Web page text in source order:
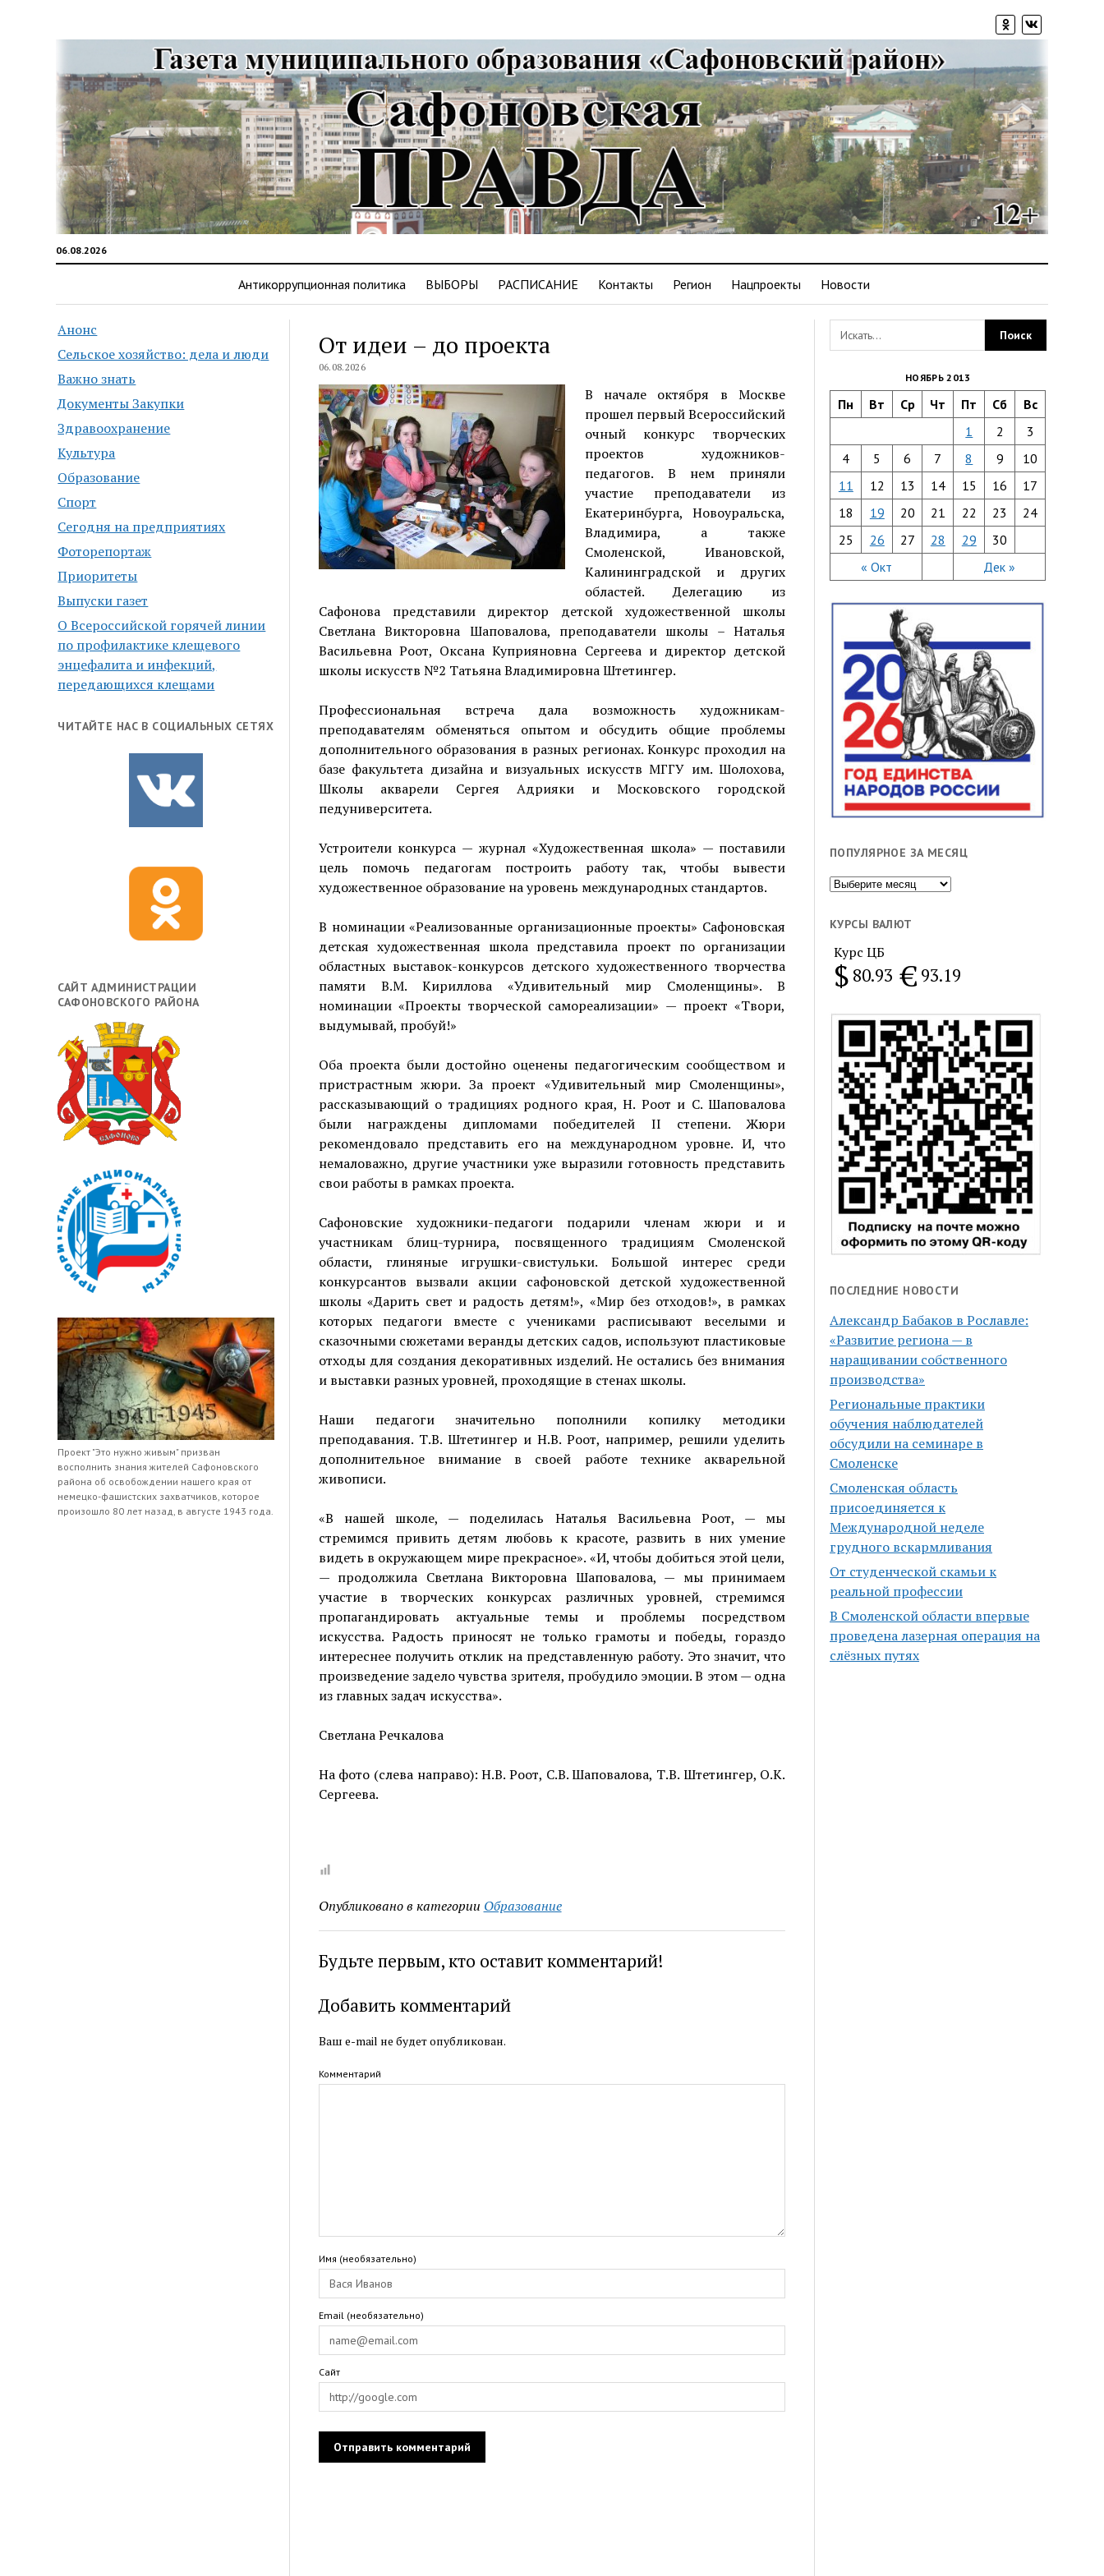
06.08.2026
Антикоррупционная политика ВЫБОРЫ РАСПИСАНИЕ Контакты Регион Нацпроекты Новости
Анонс
Сельское хозяйство: дела и люди
Важно знать
Документы Закупки
Здравоохранение
Культура
Образование
Спорт
Сегодня на предприятиях
Фоторепортаж
Приоритеты
Выпуски газет
О Всероссийской горячей линии
по профилактике клещевого
энцефалита и инфекций,
передающихся клещами
ЧИТАЙТЕ НАС В СОЦИАЛЬНЫХ СЕТЯХ
САЙТ АДМИНИСТРАЦИИ
САФОНОВСКОГО РАЙОНА
Проект "Это нужно живым" призван
восполнить знания жителей Сафоновского
района об освобождении нашего края от
немецко-фашистских захватчиков, которое
произошло 80 лет назад, в августе 1943 года.
От идеи – до проекта
06.08.2026
В начале октября в Москве
прошел первый Всероссийский
очный конкурс творческих
проектов художников-
педагогов. В нем приняли
участие преподаватели из
Екатеринбурга, Новоуральска,
Владимира, а также
Смоленской, Ивановской,
Калининградской и других
областей. Делегацию из
Сафонова представили директор детской художественной школы
Светлана Викторовна Шаповалова, преподаватели школы – Наталья
Васильевна Роот, Оксана Куприяновна Сергеева и директор детской
школы искусств №2 Татьяна Владимировна Штетингер.
Профессиональная встреча дала возможность художникам-
преподавателям обменяться опытом и обсудить общие проблемы
дополнительного образования в разных регионах. Конкурс проходил на
базе факультета дизайна и визуальных искусств МГГУ им. Шолохова,
Школы акварели Сергея Адрияки и Московского городской
педуниверситета.
Устроители конкурса — журнал «Художественная школа» — поставили
цель помочь педагогам построить работу так, чтобы вывести
художественное образование на уровень международных стандартов.
В номинации «Реализованные организационные проекты» Сафоновская
детская художественная школа представила проект по организации
областных выставок-конкурсов детского художественного творчества
памяти В.М. Кириллова «Удивительный мир Смоленщины». В
номинации «Проекты творческой самореализации» — проект «Твори,
выдумывай, пробуй!»
Оба проекта были достойно оценены педагогическим сообществом и
пристрастным жюри. За проект «Удивительный мир Смоленщины»,
рассказывающий о традициях родного края, Н. Роот и С. Шаповалова
были награждены дипломами победителей II степени. Жюри
рекомендовало представить его на международном уровне. И, что
немаловажно, другие участники уже выразили готовность представить
свои работы в рамках проекта.
Сафоновские художники-педагоги подарили членам жюри и и
участникам блиц-турнира, посвященного традициям Смоленской
области, глиняные игрушки-свистульки. Большой интерес среди
конкурсантов вызвали акции сафоновской детской художественной
школы «Дарить свет и радость детям!», «Мир без отходов!», в рамках
которых педагоги вместе с учениками расписывают веселыми и
сказочными сюжетами веранды детских садов, используют пластиковые
отходы для создания декоративных изделий. Не остались без внимания
и выставки разных уровней, проходящие в стенах школы.
Наши педагоги значительно пополнили копилку методики
преподавания. Т.В. Штетингер и Н.В. Роот, например, решили уделить
дополнительное внимание в своей работе технике акварельной
живописи.
«В нашей школе, — поделилась Наталья Васильевна Роот, — мы
стремимся привить детям любовь к красоте, развить в них умение
видеть в окружающем мире прекрасное». «И, чтобы добиться этой цели,
— продолжила Светлана Викторовна Шаповалова, — мы принимаем
участие в творческих конкурсах различных уровней, стремимся
пропагандировать актуальные темы и проблемы посредством
искусства. Радость приносят не только грамоты и победы, гораздо
интереснее получить отклик на представленную работу. Это значит, что
произведение задело чувства зрителя, пробудило эмоции. В этом — одна
из главных задач искусства».
Светлана Речкалова
На фото (слева направо): Н.В. Роот, С.В. Шаповалова, Т.В. Штетингер, О.К.
Сергеева.
Опубликовано в категории Образование
Будьте первым, кто оставит комментарий!
Добавить комментарий
Ваш e-mail не будет опубликован.
Комментарий
Имя (необязательно)
Email (необязательно)
Сайт
НОЯБРЬ 2013
Пн Вт Ср Чт Пт Сб Вс
« Окт Дек »
1 2
3
4
5 6 7 8 9
10
11
12 13 14 15 16
17
18
19 20 21 22 23
24
25
26 27 28 29 30
ПОПУЛЯРНОЕ ЗА МЕСЯЦ
Популярное
месяц
КУРСЫ ВАЛЮТ
Курс ЦБ
$ 80.93 € 93.19
ПОСЛЕДНИЕ НОВОСТИ
Александр Бабаков в Рославле:
«Развитие региона — в
наращивании собственного
производства»
Региональные практики
обучения наблюдателей
обсудили на семинаре в
Смоленске
Смоленская область
присоединяется к
Международной неделе
грудного вскармливания
От студенческой скамьи к
реальной профессии
В Смоленской области впервые
проведена лазерная операция на
слёзных путях